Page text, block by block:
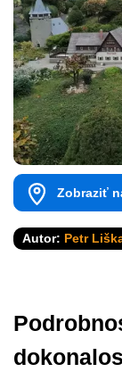
Zobraziť
Autor: Petr